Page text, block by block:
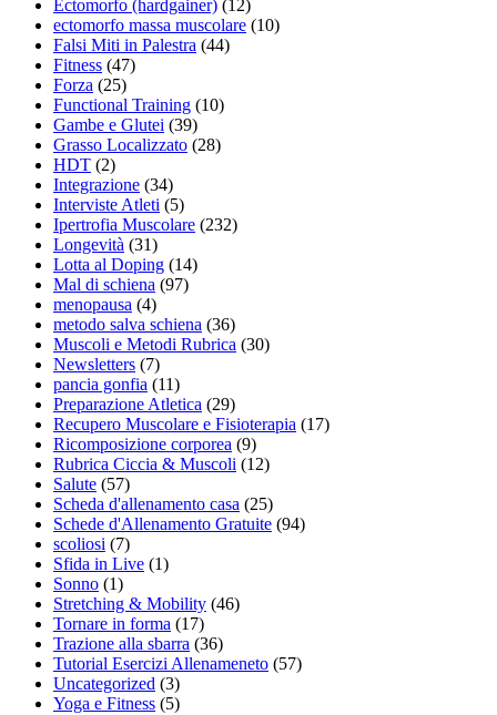
Ectomorfo (hardgainer) (12)
ectomorfo massa muscolare (10)
Falsi Miti in Palestra (44)
Fitness (47)
Forza (25)
Functional Training (10)
Gambe e Glutei (39)
Grasso Localizzato (28)
HDT (2)
Integrazione (34)
Interviste Atleti (5)
Ipertrofia Muscolare (232)
Longevità (31)
Lotta al Doping (14)
Mal di schiena (97)
menopausa (4)
metodo salva schiena (36)
Muscoli e Metodi Rubrica (30)
Newsletters (7)
pancia gonfia (11)
Preparazione Atletica (29)
Recupero Muscolare e Fisioterapia (17)
Ricomposizione corporea (9)
Rubrica Ciccia & Muscoli (12)
Salute (57)
Scheda d'allenamento casa (25)
Schede d'Allenamento Gratuite (94)
scoliosi (7)
Sfida in Live (1)
Sonno (1)
Stretching & Mobility (46)
Tornare in forma (17)
Trazione alla sbarra (36)
Tutorial Esercizi Allenameneto (57)
Uncategorized (3)
Yoga e Fitness (5)